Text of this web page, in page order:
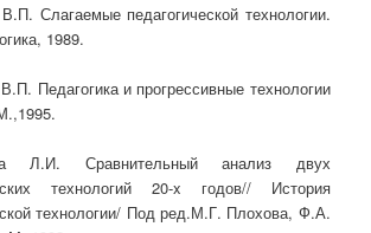
Слагаемые педагогической технологии.
1989.
Педагогика и прогрессивные технологии
Л.И. Сравнительный анализ двух
технологий 20-x годов// История
технологии/ Под ред.М.Г. Плохова, Ф.А.